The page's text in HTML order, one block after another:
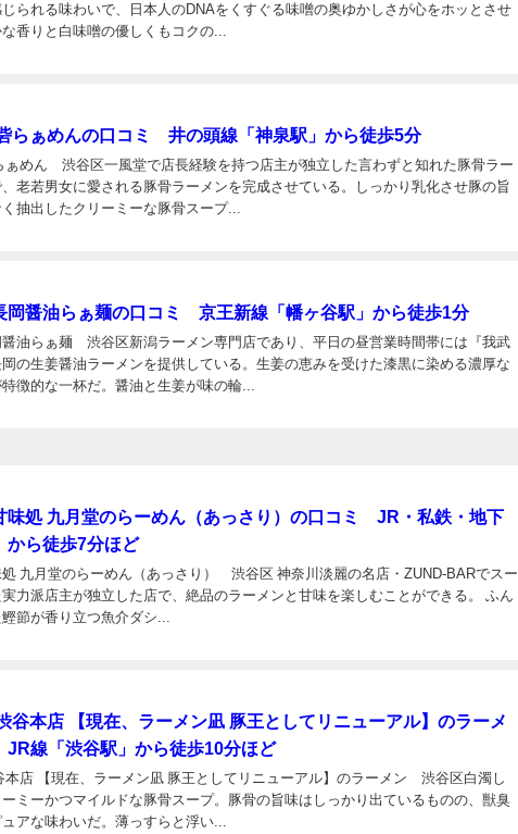
られる味わいで、日本人のDNAをくすぐる味噌の奥ゆかしさが心をホッとさせ
香りと白味噌の優しくもコクの...
らぁめんの口コミ 井の頭線「神泉駅」から徒歩5分
ぁめん 渋谷区一風堂で店長経験を持つ店主が独立した言わずと知れた豚骨ラー
、老若男女に愛される豚骨ラーメンを完成させている。しっかり乳化させ豚の旨
抽出したクリーミーな豚骨スープ...
岡醤油らぁ麺の口コミ 京王新線「幡ヶ谷駅」から徒歩1分
油らぁ麺 渋谷区新潟ラーメン専門店であり、平日の昼営業時間帯には『我武
の生姜醤油ラーメンを提供している。生姜の恵みを受けた漆黒に染める濃厚な
徴的な一杯だ。醤油と生姜が味の輪...
味処 九月堂のらーめん（あっさり）の口コミ JR・私鉄・地下
から徒歩7分ほど
処 九月堂のらーめん（あっさり） 渋谷区 神奈川淡麗の名店・ZUND-BARでスー
力派店主が独立した店で、絶品のラーメンと甘味を楽しむことができる。 ふん
節が香り立つ魚介ダシ...
谷本店 【現在、ラーメン凪 豚王としてリニューアル】のラーメ
線「渋谷駅」から徒歩10分ほど
本店 【現在、ラーメン凪 豚王としてリニューアル】のラーメン 渋谷区白濁し
ミーかつマイルドな豚骨スープ。豚骨の旨味はしっかり出ているものの、獣臭
アな味わいだ。薄っすらと浮い...